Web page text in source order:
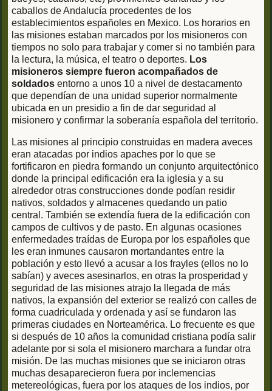
caballos de Andalucía procedentes de los
establecimientos españoles en Mexico. Los horarios en
las misiones estaban marcados por los misioneros con
tiempos no solo para trabajar y comer si no también para
la lectura, la música, el teatro o deportes. Los
misioneros siempre fueron acompañados de
soldados entorno a unos 10 a nivel de destacamento
que dependían de una unidad superior normalmente
ubicada en un presidio a fin de dar seguridad al
misionero y confirmar la soberanía española del territorio.
Las misiones al principio construidas en madera aveces
eran atacadas por indios apaches por lo que se
fortificaron en piedra formando un conjunto arquitectónico
donde la principal edificación era la iglesia y a su
alrededor otras construcciones donde podían residir
nativos, soldados y almacenes quedando un patio
central. También se extendía fuera de la edificación con
campos de cultivos y de pasto. En algunas ocasiones
enfermedades traídas de Europa por los españoles que
les eran inmunes causaron mortandantes entre la
población y esto llevó a acusar a los frayles (ellos no lo
sabían) y aveces asesinarlos, en otras la prosperidad y
seguridad de las misiones atrajo la llegada de más
nativos, la expansión del exterior se realizó con calles de
forma cuadriculada y ordenada y así se fundaron las
primeras ciudades en Norteamérica. Lo frecuente es que
si después de 10 años la comunidad cristiana podía salir
adelante por si sola el misionero marchara a fundar otra
misión. De las muchas misiones que se iniciaron otras
muchas desaparecieron fuera por inclemencias
metereológicas, fuera por los ataques de los indios, por